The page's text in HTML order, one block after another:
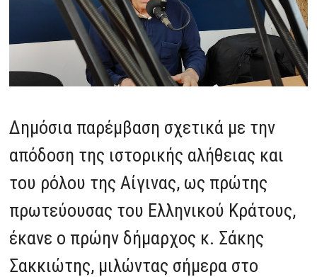
Δημόσια παρέμβαση σχετικά με την
απόδοση της ιστορικής αλήθειας και
του ρόλου της Αίγινας, ως πρώτης
πρωτεύουσας του Ελληνικού Κράτους,
έκανε o πρώην δήμαρχος κ. Σάκης
Σακκιώτης, μιλώντας σήμερα στο